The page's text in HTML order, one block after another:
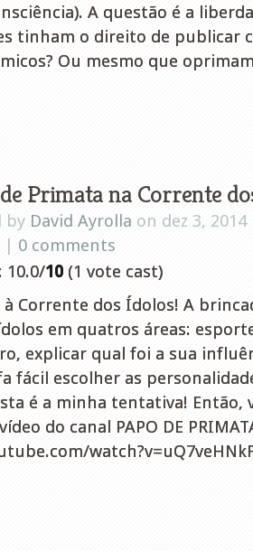
A questão é a
tinham o direito de publicar
Ou mesmo que
Primata na Corrente
by David Ayrolla on dez 3,
| 0 comments
10.0/10 (1 vote cast)
Corrente dos Ídolos! A
em quatros áreas:
explicar qual foi a sua
fácil escolher as
é a minha tentativa! Então,
do canal PAPO DE